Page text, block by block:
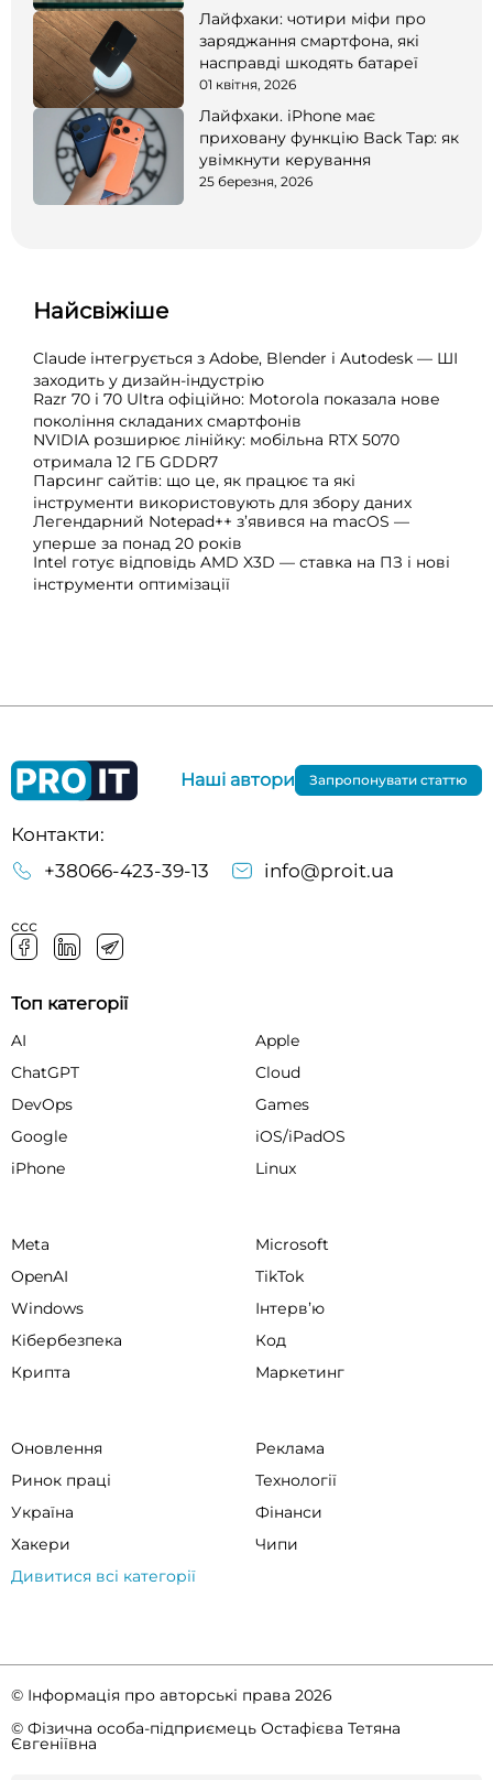
Лайфхаки: чотири міфи про
заряджання смартфона, які
насправді шкодять батареї
01 квітня, 2026
Лайфхаки. iPhone має
приховану функцію Back Tap: як
увімкнути керування
25 березня, 2026
Найсвіжіше
Claude інтегрується з Adobe, Blender і Autodesk — ШІ
заходить у дизайн-індустрію
Razr 70 і 70 Ultra офіційно: Motorola показала нове
покоління складаних смартфонів
NVIDIA розширює лінійку: мобільна RTX 5070
отримала 12 ГБ GDDR7
Парсинг сайтів: що це, як працює та які
інструменти використовують для збору даних
Легендарний Notepad++ з’явився на macOS —
уперше за понад 20 років
Intel готує відповідь AMD X3D — ставка на ПЗ і нові
інструменти оптимізації
Контакти:
+38066-423-39-13
info@proit.ua
ссс
Наші автори Запропонувати статтю
Топ категорії
AI
Apple
ChatGPT
Cloud
DevOps
Games
Google
iOS/iPadOS
iPhone
Linux
Meta
Microsoft
OpenAI
TikTok
Windows
Інтервʼю
Кібербезпека
Код
Крипта
Маркетинг
Оновлення
Реклама
Ринок праці
Технології
Україна
Фінанси
Хакери
Чипи
Дивитися всі категорії
© Інформація про авторські права 2026
© Фізична особа-підприємець Остафієва Тетяна
Євгеніївна